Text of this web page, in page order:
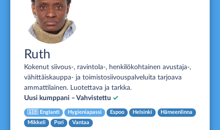
Ruth
Kokenut siivous-, ravintola-, henkilökohtainen avustaja-,
vähittäiskauppa- ja toimistosiivouspalveluita tarjoava
ammattilainen. Luotettava ja tarkka.
Uusi kumppani – Vahvistettu ✓
🇬🇧Englanti Hygieniapassi Espoo Helsinki Hämeenlinna
Mikkeli Pori Vantaa